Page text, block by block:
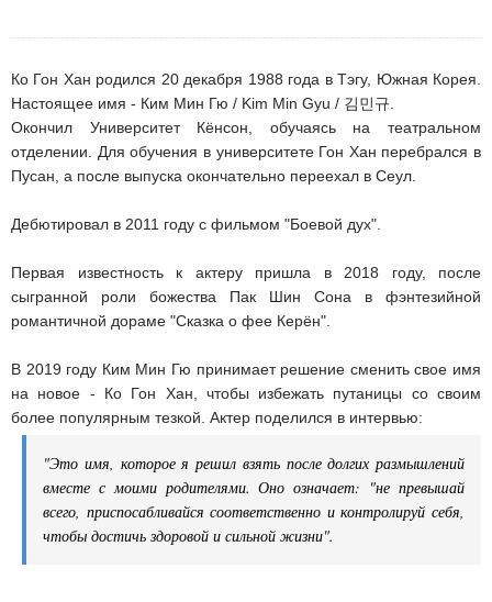
Ко Гон Хан родился 20 декабря 1988 года в Тэгу, Южная Корея.
Настоящее имя - Ким Мин Гю / Kim Min Gyu / 김민규.
Окончил Университет Кёнсон, обучаясь на театральном
отделении. Для обучения в университете Гон Хан перебрался в
Пусан, а после выпуска окончательно переехал в Сеул.
Дебютировал в 2011 году с фильмом "Боевой дух".
Первая известность к актеру пришла в 2018 году, после
сыгранной роли божества Пак Шин Сона в фэнтезийной
романтичной дораме "Сказка о фее Керён".
В 2019 году Ким Мин Гю принимает решение сменить свое имя
на новое - Ко Гон Хан, чтобы избежать путаницы со своим
более популярным тезкой. Актер поделился в интервью:
"Это имя, которое я решил взять после долгих размышлений
вместе с моими родителями. Оно означает: "не превышай
всего, приспосабливайся соответственно и контролируй себя,
чтобы достичь здоровой и сильной жизни".